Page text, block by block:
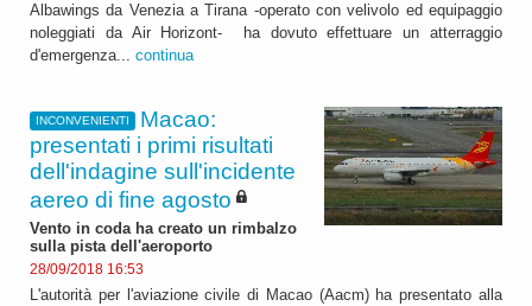
Albawings da Venezia a Tirana -operato con velivolo ed equipaggio
noleggiati da Air Horizont- ha dovuto effettuare un atterraggio
d'emergenza... continua
INCONVENIENTI
Macao:
presentati i primi risultati
dell'indagine sull'incidente
aereo di fine agosto
Vento in coda ha creato un rimbalzo
sulla pista dell'aeroporto
28/09/2018 16:53
L'autorità per l'aviazione civile di Macao (Aacm) ha presentato alla